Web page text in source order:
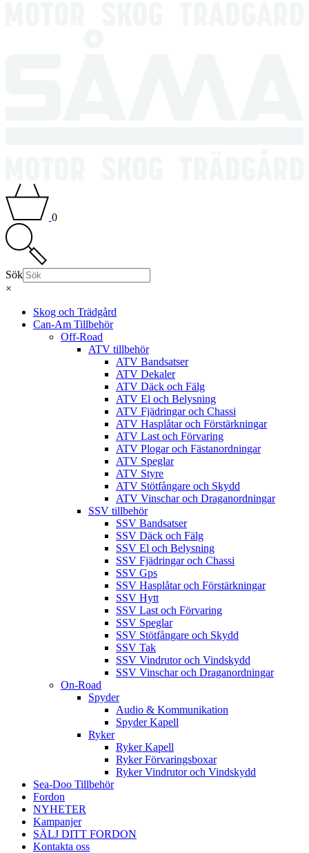
0
Sök
×
Skog och Trädgård
Can-Am Tillbehör
Off-Road
ATV tillbehör
ATV Bandsatser
ATV Dekaler
ATV Däck och Fälg
ATV El och Belysning
ATV Fjädringar och Chassi
ATV Hasplåtar och Förstärkningar
ATV Last och Förvaring
ATV Plogar och Fästanordningar
ATV Speglar
ATV Styre
ATV Stötfångare och Skydd
ATV Vinschar och Draganordningar
SSV tillbehör
SSV Bandsatser
SSV Däck och Fälg
SSV El och Belysning
SSV Fjädringar och Chassi
SSV Gps
SSV Hasplåtar och Förstärkningar
SSV Hytt
SSV Last och Förvaring
SSV Speglar
SSV Stötfångare och Skydd
SSV Tak
SSV Vindrutor och Vindskydd
SSV Vinschar och Draganordningar
On-Road
Spyder
Audio & Kommunikation
Spyder Kapell
Ryker
Ryker Kapell
Ryker Förvaringsboxar
Ryker Vindrutor och Vindskydd
Sea-Doo Tillbehör
Fordon
NYHETER
Kampanjer
SÄLJ DITT FORDON
Kontakta oss